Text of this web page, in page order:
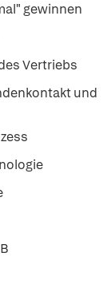
gewinnen
Vertriebs
und